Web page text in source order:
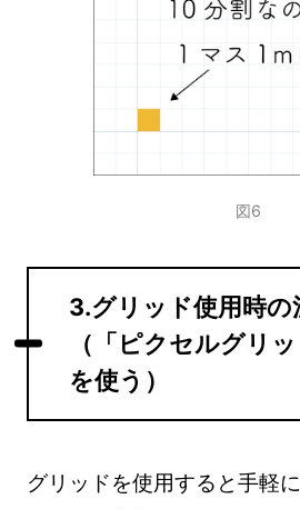
図6
3.グリッド使用時の
（「ピクセルグリッ
を使う）
グリッドを使用すると手軽